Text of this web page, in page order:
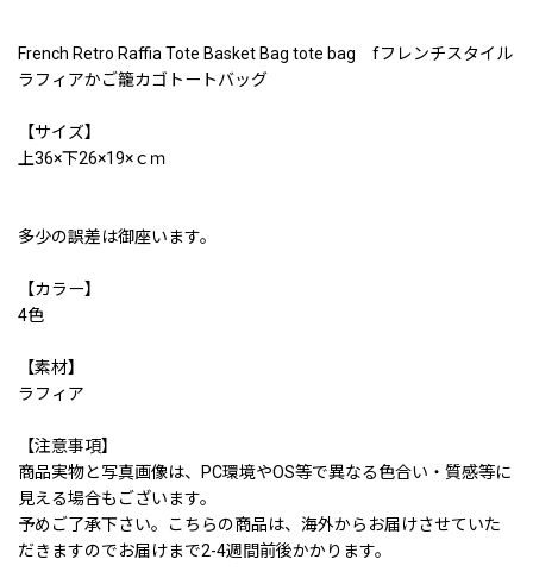
French Retro Raffia Tote Basket Bag tote bag fフレンチスタイル
ラフィアかご籠カゴトートバッグ
【サイズ】
上36×下26×19×ｃｍ
多少の誤差は御座います。
【カラー】
4色
【素材】
ラフィア
【注意事項】
商品実物と写真画像は、PC環境やOS等で異なる色合い・質感等に
見える場合もございます。
予めご了承下さい。こちらの商品は、海外からお届けさせていた
だきますのでお届けまで2-4週間前後かかります。